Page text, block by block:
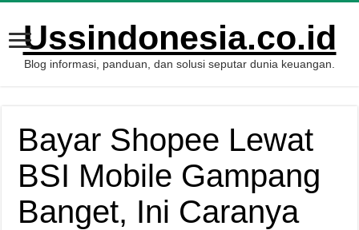
Ussindonesia.co.id
Blog informasi, panduan, dan solusi seputar dunia keuangan.
Bayar Shopee Lewat
BSI Mobile Gampang
Banget, Ini Caranya